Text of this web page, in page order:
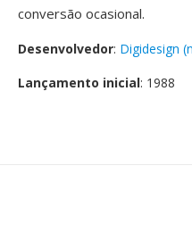
conversão ocasional.
Desenvolvedor: Digidesign
Lançamento inicial: 1988